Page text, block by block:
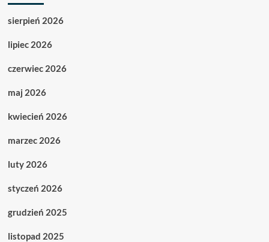
sierpień 2026
lipiec 2026
czerwiec 2026
maj 2026
kwiecień 2026
marzec 2026
luty 2026
styczeń 2026
grudzień 2025
listopad 2025